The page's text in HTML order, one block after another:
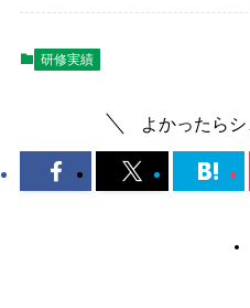
研修実績
よかったらシ